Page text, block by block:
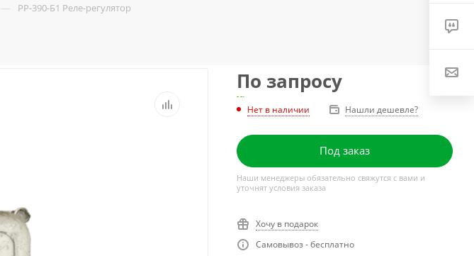
— РР-390-Б1 Реле-регулятор
По запросу
Нет в наличии Нашли дешевле?
Под заказ
Наши менеджеры обязательно свяжутся с вами и
уточнят условия заказа
Хочу в подарок
Самовывоз - бесплатно